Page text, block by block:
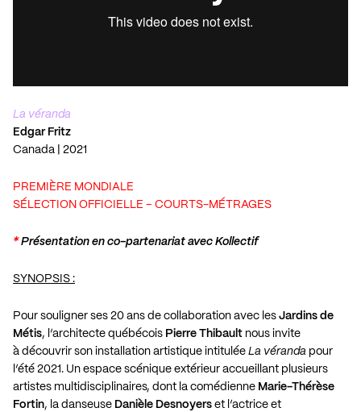
La véranda
Edgar Fritz
Canada | 2021
PREMIÈRE MONDIALE
SÉLECTION OFFICIELLE – COURTS-MÉTRAGES
*Présentation en co-partenariat avec Kollectif
SYNOPSIS :
Pour souligner ses 20 ans de collaboration avec les Jardins de
Métis, l’architecte québécois Pierre Thibault nous invite
à découvrir son installation artistique intitulée La véranda pour
l’été 2021. Un espace scénique extérieur accueillant plusieurs
artistes multidisciplinaires, dont la comédienne Marie-Thérèse
Fortin, la danseuse Danièle Desnoyers et l’actrice et